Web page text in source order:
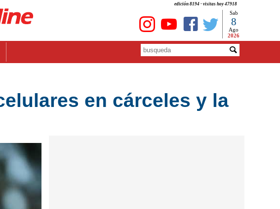
edición 8194 - visitas hoy 47918
Sab
8
Ago
2026
en cárceles y la